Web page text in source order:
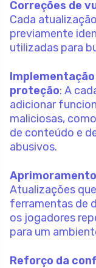
Correções de
Cada
previamente
utilizadas para
proteção: A
adicionar
maliciosas,
de conteúdo e
abusivos.
Atualizações
ferramentas de
os jogadores
para um
Reforço da